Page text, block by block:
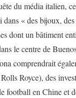
du média italien,
« des bijoux,
dont un bâtiment
le centre de
comprendrait
Royce), des
football en Chine et